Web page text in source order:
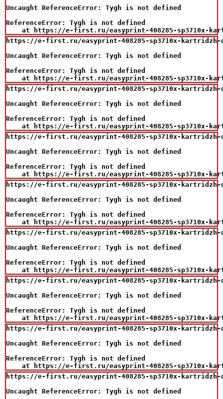
Uncaught ReferenceError: Tygh is not defined
ReferenceError: Tygh is not defined
at https://e-first.ru/easyprint-408285-sp3710x-
https://e-first.ru/easyprint-408285-sp3710x-kartridzh-
Uncaught ReferenceError: Tygh is not defined
ReferenceError: Tygh is not defined
at https://e-first.ru/easyprint-408285-sp3710x-
https://e-first.ru/easyprint-408285-sp3710x-kartridzh-
Uncaught ReferenceError: Tygh is not defined
ReferenceError: Tygh is not defined
at https://e-first.ru/easyprint-408285-sp3710x-
https://e-first.ru/easyprint-408285-sp3710x-kartridzh-
Uncaught ReferenceError: Tygh is not defined
ReferenceError: Tygh is not defined
at https://e-first.ru/easyprint-408285-sp3710x-
https://e-first.ru/easyprint-408285-sp3710x-kartridzh-
Uncaught ReferenceError: Tygh is not defined
ReferenceError: Tygh is not defined
at https://e-first.ru/easyprint-408285-sp3710x-
https://e-first.ru/easyprint-408285-sp3710x-kartridzh-
Uncaught ReferenceError: Tygh is not defined
ReferenceError: Tygh is not defined
at https://e-first.ru/easyprint-408285-sp3710x-
https://e-first.ru/easyprint-408285-sp3710x-kartridzh-
Uncaught ReferenceError: Tygh is not defined
ReferenceError: Tygh is not defined
at https://e-first.ru/easyprint-408285-sp3710x-
https://e-first.ru/easyprint-408285-sp3710x-kartridzh-
Uncaught ReferenceError: Tygh is not defined
ReferenceError: Tygh is not defined
at https://e-first.ru/easyprint-408285-sp3710x-
https://e-first.ru/easyprint-408285-sp3710x-kartridzh-
Uncaught ReferenceError: Tygh is not defined